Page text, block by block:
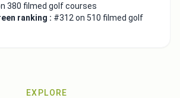
380 filmed golf courses
ranking : #312 on 510 filmed golf
EXPLORE